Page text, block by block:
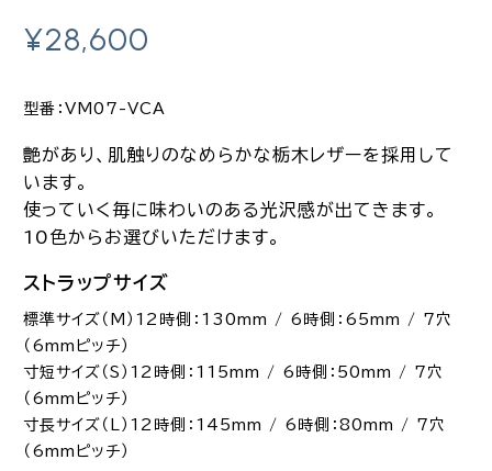
¥28,600
型番：VM07-VCA
艶があり、肌触りのなめらかな栃木レザーを採用して
います。
使っていく毎に味わいのある光沢感が出てきます。
10色からお選びいただけます。
ストラップサイズ
標準サイズ（M）12時側：130mm / 6時側：65mm / 7穴
（6mmピッチ）
寸短サイズ（S）12時側：115mm / 6時側：50mm / 7穴
（6mmピッチ）
寸長サイズ（L）12時側：145mm / 6時側：80mm / 7穴
（6mmピッチ）